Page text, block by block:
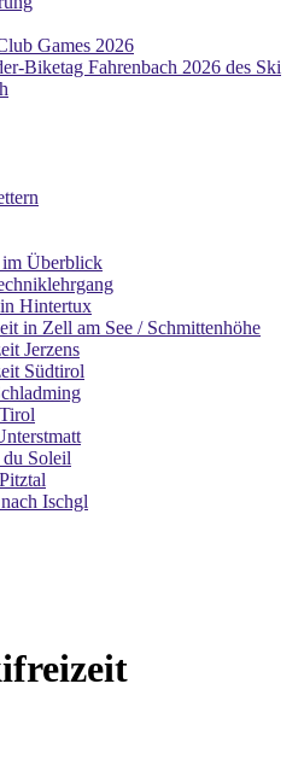
Games 2026
Biketag Fahrenbach 2026 des Ski
Überblick
Hintertux
in Zell am See / Schmittenhöhe
Jerzens
Südtirol
Soleil
Ischgl